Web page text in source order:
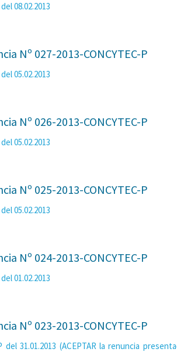
08.02.2013
Nº 027-2013-CONCYTEC-P
05.02.2013
Nº 026-2013-CONCYTEC-P
05.02.2013
Nº 025-2013-CONCYTEC-P
05.02.2013
Nº 024-2013-CONCYTEC-P
01.02.2013
Nº 023-2013-CONCYTEC-P
del 31.01.2013 (ACEPTAR la renuncia